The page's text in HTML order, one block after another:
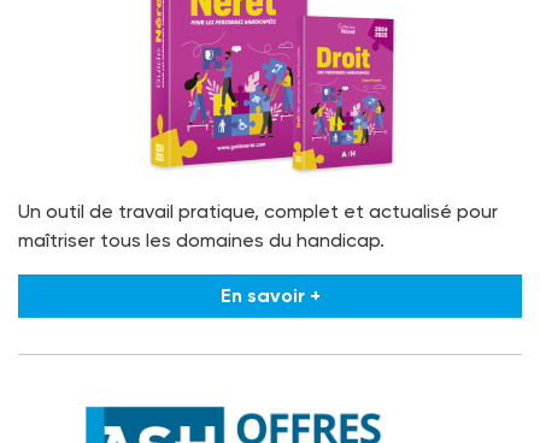
Un outil de travail pratique, complet et actualisé pour
maîtriser tous les domaines du handicap.
En savoir +